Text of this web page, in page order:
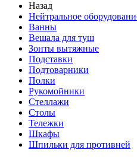
Назад
Нейтральное
Ванны
Вешала для туш
Зонты вытяжные
Подставки
Подтоварники
Полки
Рукомойники
Стеллажи
Столы
Тележки
Шкафы
Шпильки для противней